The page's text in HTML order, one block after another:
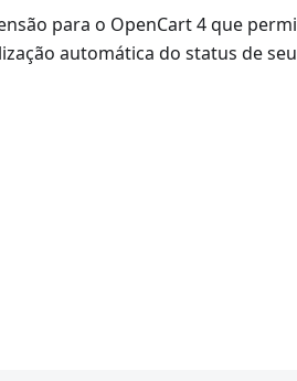
para o OpenCart 4 que
automática do status de